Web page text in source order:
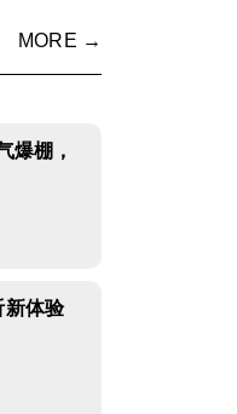
MORE →
爆棚，
新体验